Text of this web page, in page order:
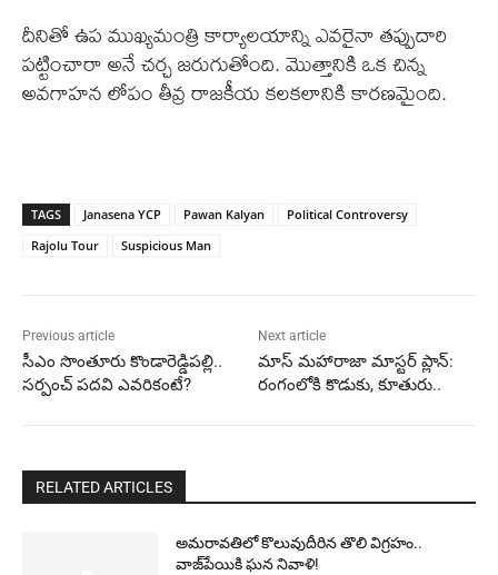
దీనితో ఉప ముఖ్యమంత్రి కార్యాలయాన్ని ఎవరైనా తప్పుదారి
పట్టించారా అనే చర్చ జరుగుతోంది. మొత్తానికి ఒక చిన్న
అవగాహన లోపం తీవ్ర రాజకీయ కలకలానికి కారణమైంది.
TAGS Janasena YCP Pawan Kalyan
Political Controversy
Rajolu Tour
Suspicious Man
Previous article
సీఎం సొంతూరు కొండారెడ్డిపల్లి..
సర్పంచ్ పదవి ఎవరికంటే?
Next article
మాస్ మహారాజా మాస్టర్ ప్లాన్:
రంగంలోకి కొడుకు, కూతురు..
RELATED ARTICLES
అమరావతిలో కొలువుదీరిన తొలి విగ్రహం..
వాజ్‌పేయికి ఘన నివాళి!